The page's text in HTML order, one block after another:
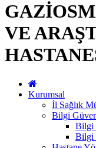
VE
Kurumsal
İl Sağlık
Bilgi
Bilgi
Bilgi